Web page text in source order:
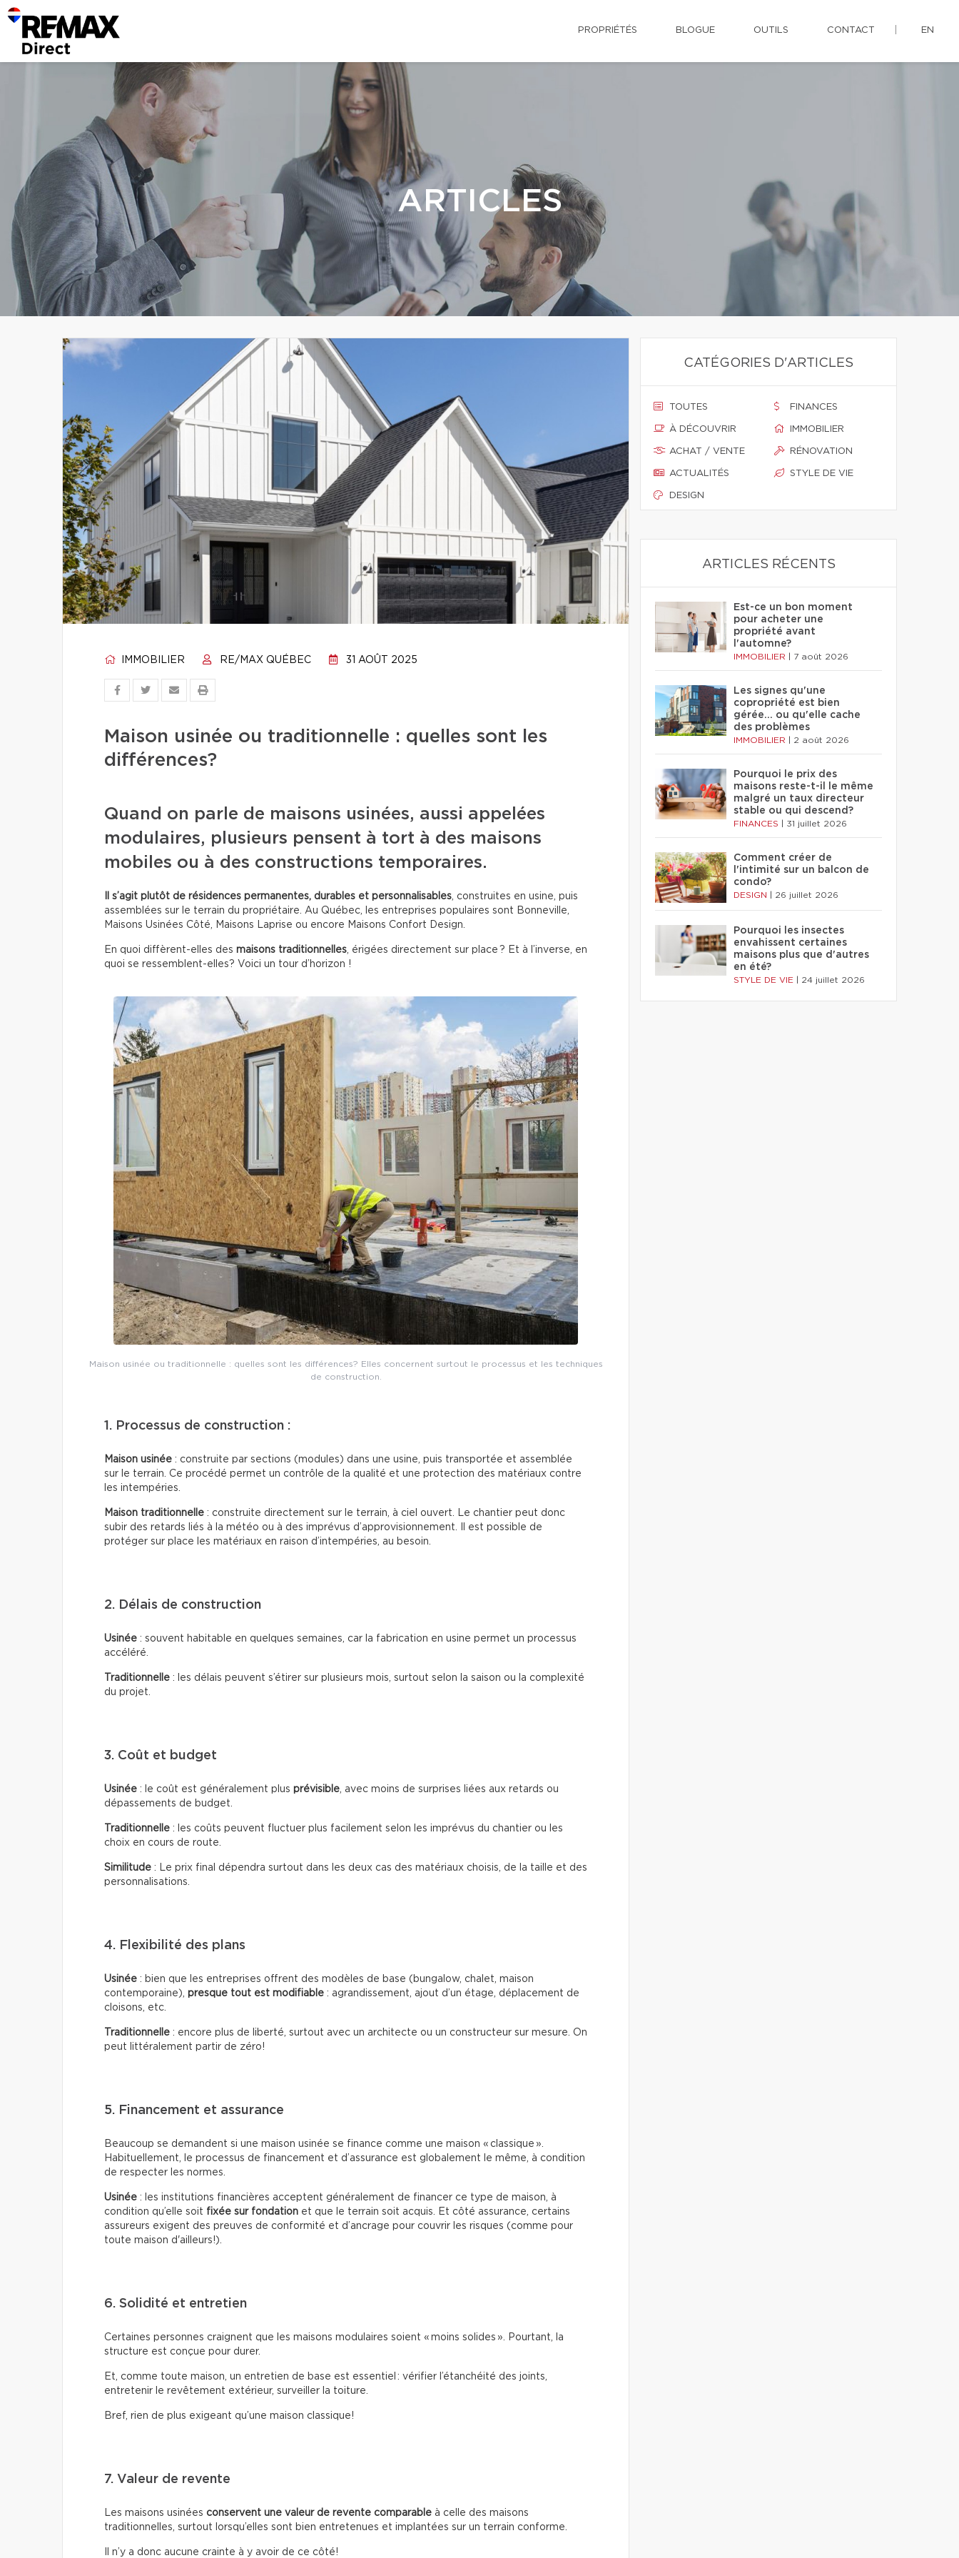
PROPRIÉTÉS BLOGUE OUTILS CONTACT EN
ARTICLES
IMMOBILIER RE/MAX QUÉBEC 31 AOÛT 2025
Maison usinée ou traditionnelle : quelles sont les
différences?
Quand on parle de maisons usinées, aussi appelées
modulaires, plusieurs pensent à tort à des maisons
mobiles ou à des constructions temporaires.
Il s’agit plutôt de résidences permanentes, durables et personnalisables, construites en usine, puis
assemblées sur le terrain du propriétaire. Au Québec, les entreprises populaires sont Bonneville,
Maisons Usinées Côté, Maisons Laprise ou encore Maisons Confort Design.
En quoi diffèrent-elles des maisons traditionnelles, érigées directement sur place ? Et à l’inverse, en
quoi se ressemblent-elles? Voici un tour d’horizon !
Maison usinée ou traditionnelle : quelles sont les différences? Elles concernent surtout le processus et les techniques
de construction.
1. Processus de construction :
Maison usinée : construite par sections (modules) dans une usine, puis transportée et assemblée
sur le terrain. Ce procédé permet un contrôle de la qualité et une protection des matériaux contre
les intempéries.
Maison traditionnelle : construite directement sur le terrain, à ciel ouvert. Le chantier peut donc
subir des retards liés à la météo ou à des imprévus d’approvisionnement. Il est possible de
protéger sur place les matériaux en raison d’intempéries, au besoin.
2. Délais de construction
Usinée : souvent habitable en quelques semaines, car la fabrication en usine permet un processus
accéléré.
Traditionnelle : les délais peuvent s’étirer sur plusieurs mois, surtout selon la saison ou la complexité
du projet.
3. Coût et budget
Usinée : le coût est généralement plus prévisible, avec moins de surprises liées aux retards ou
dépassements de budget.
Traditionnelle : les coûts peuvent fluctuer plus facilement selon les imprévus du chantier ou les
choix en cours de route.
Similitude : Le prix final dépendra surtout dans les deux cas des matériaux choisis, de la taille et des
personnalisations.
4. Flexibilité des plans
Usinée : bien que les entreprises offrent des modèles de base (bungalow, chalet, maison
contemporaine), presque tout est modifiable : agrandissement, ajout d’un étage, déplacement de
cloisons, etc.
Traditionnelle : encore plus de liberté, surtout avec un architecte ou un constructeur sur mesure. On
peut littéralement partir de zéro!
5. Financement et assurance
Beaucoup se demandent si une maison usinée se finance comme une maison « classique ».
Habituellement, le processus de financement et d’assurance est globalement le même, à condition
de respecter les normes.
Usinée : les institutions financières acceptent généralement de financer ce type de maison, à
condition qu’elle soit fixée sur fondation et que le terrain soit acquis. Et côté assurance, certains
assureurs exigent des preuves de conformité et d’ancrage pour couvrir les risques (comme pour
toute maison d'ailleurs!).
6. Solidité et entretien
Certaines personnes craignent que les maisons modulaires soient « moins solides ». Pourtant, la
structure est conçue pour durer.
Et, comme toute maison, un entretien de base est essentiel : vérifier l’étanchéité des joints,
entretenir le revêtement extérieur, surveiller la toiture.
Bref, rien de plus exigeant qu’une maison classique!
7. Valeur de revente
Les maisons usinées conservent une valeur de revente comparable à celle des maisons
traditionnelles, surtout lorsqu’elles sont bien entretenues et implantées sur un terrain conforme.
Il n’y a donc aucune crainte à y avoir de ce côté!
CATÉGORIES D'ARTICLES
TOUTES
À DÉCOUVRIR
ACHAT / VENTE
ACTUALITÉS
DESIGN
FINANCES
IMMOBILIER
RÉNOVATION
STYLE DE VIE
ARTICLES RÉCENTS
Est-ce un bon moment
pour acheter une
propriété avant
l'automne?
IMMOBILIER 7 août 2026
Les signes qu'une
copropriété est bien
gérée… ou qu'elle cache
des problèmes
IMMOBILIER 2 août 2026
Pourquoi le prix des
maisons reste-t-il le même
malgré un taux directeur
stable ou qui descend?
FINANCES 31 juillet 2026
Comment créer de
l'intimité sur un balcon de
condo?
DESIGN 26 juillet 2026
Pourquoi les insectes
envahissent certaines
maisons plus que d'autres
en été?
STYLE DE VIE 24 juillet 2026